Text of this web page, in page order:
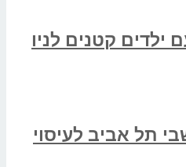
ילדים קטנים לניו
תל אביב לעיסוי